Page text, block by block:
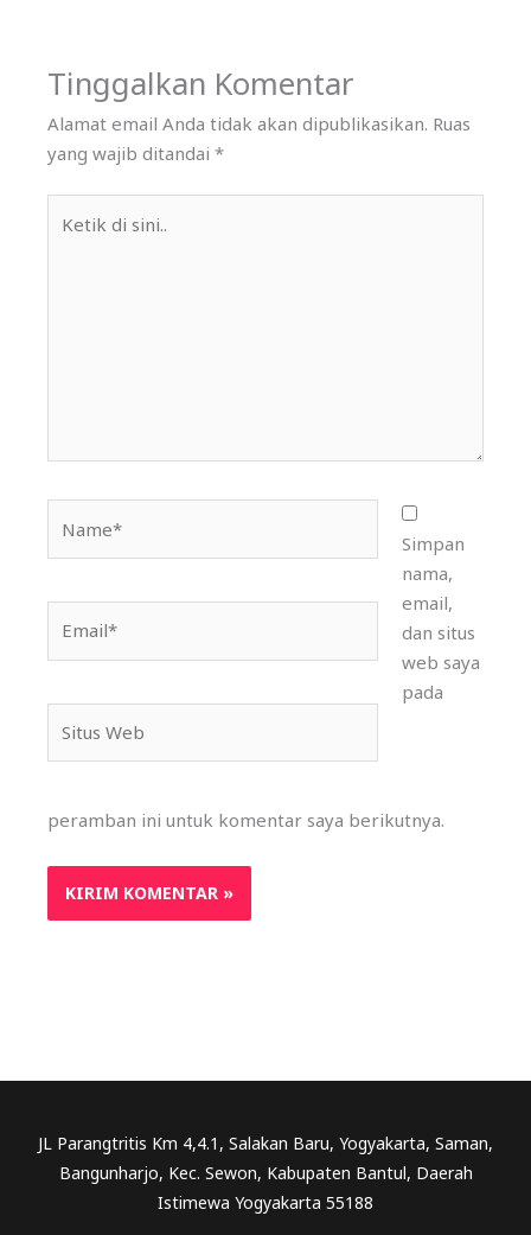
Tinggalkan Komentar
Alamat email Anda tidak akan dipublikasikan. Ruas
yang wajib ditandai*
Web
Simpan
nama,
email,
dan situs
web saya
pada
peramban ini untuk komentar saya berikutnya.
JL Parangtritis Km 4,4.1, Salakan Baru, Yogyakarta, Saman,
Bangunharjo, Kec. Sewon, Kabupaten Bantul, Daerah
Istimewa Yogyakarta 55188